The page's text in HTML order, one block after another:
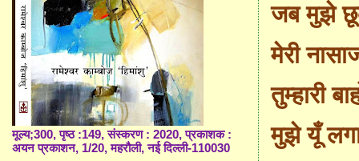
जब मुझे
मेरी
तुम्हारी
मुझे यूँ
मूल्य;300, पृष्ठ :149, संस्करण : 2020, प्रकाशक :
अयन प्रकाशन, 1/20, महरौली, नई दिल्ली-110030